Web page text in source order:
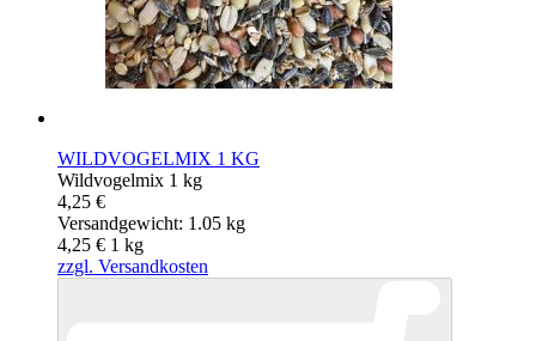
WILDVOGELMIX 1 KG
Wildvogelmix 1 kg
4,25 €
Versandgewicht: 1.05 kg
4,25 € 1 kg
zzgl. Versandkosten